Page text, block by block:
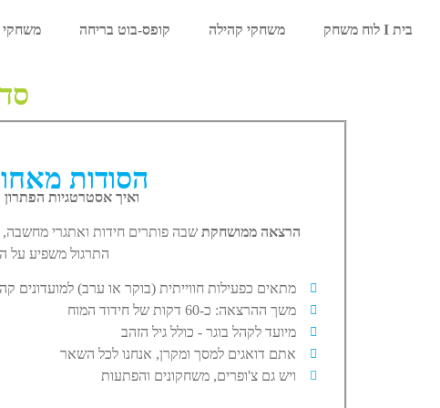
בית I לוח משחק משחקי קהילה קופס-בוט בריחה משחקי
הסודות
ואיך אסטרטגיות הפתרון
הרצאה ממושחקת שבה פותרים חידות ואתגרי
התרגול משפיע על
מתאים כפעילות חווייתית (בוקר או ערב) למועדונים
משך ההרצאה: כ-60 דקות של חידוד המוח
מיועד לקהל בוגר - כולל גיל הזהב
אתם דואגים למסך ומקרן, אנחנו לכל השאר
ויש גם צ'ופרים, משחקונים והפתעות